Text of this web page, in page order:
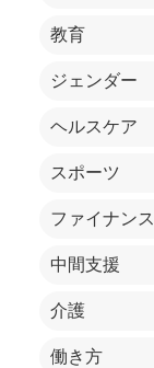
教育
ジェンダー
ヘルスケア
スポーツ
ファイナンス
中間支援
介護
働き方